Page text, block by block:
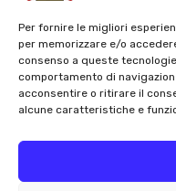
Per fornire le migliori
per memorizzare e/o
consenso a queste
comportamento di
acconsentire o ritirare il
alcune caratteristiche e
CopyrightAZ Agri. Tutti
Contatti